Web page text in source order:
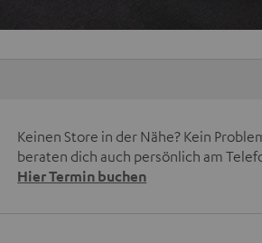
Keinen Store in der Nähe? Kein
beraten dich auch persönlich am
Hier Termin buchen